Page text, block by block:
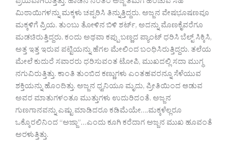
ಪ್ರಿಯವಾಗಿರುತ್ತಿತ್ತು. ಹಾಡಿನ ನಂತರ ಅಜ್ಜ ತಮಗೆ ಹಂಚುವ ಸಿಹಿ
ಮಿಠಾಯಿಗಳನ್ನು ಮಕ್ಕಳು ಚಪ್ಪರಿಸಿ ತಿನ್ನುತ್ತಿದ್ದರು. ಅಜ್ಜನ ವೇಷಭೂಷಣವೂ
ಮಕ್ಕಳಿಗೆ ಪ್ರಿಯ. ತುಂಬು ತೋಳಿನ ಬಿಳಿ ಶರ್ಟ್, ಅದನ್ನು ಮೊಣಕೈವರೆಗೂ
ಮಡಚಿರುತ್ತಿದ್ದರು. ಕಂದು ಅಥವಾ ಕಪ್ಪು ಬಣ್ಣದ ಪ್ಯಾಂಟ್ ಧರಿಸಿ ಬೆಲ್ಟ್ ಸಿಕ್ಕಿಸಿ,
ಅತ್ತ ಇತ್ತ ಇರುವ ಪಟ್ಟಿಯನ್ನು ಹೆಗಲ ಮೇಲಿಂದ ಬಂಧಿಸಿರುತ್ತಿದ್ದರು. ತಲೆಯ
ಮೇಲೆ ಕುದುರೆ ಸವಾರರು ಧರಿಸುವಂತ ಟೋಪಿ, ಮುಖದಲ್ಲಿ ಸದಾ ಮುಗ್ಧ
ನಗುವಿರುತ್ತಿತ್ತು. ಕಾಂತಿ ತುಂಬಿದ ಕಣ್ಣುಗಳು ಎಂತಹವರನ್ನೂ ಸೆಳೆಯುವ
ಶಕ್ತಿಯನ್ನು ಹೊಂದಿತ್ತು. ಅಜ್ಜನ ಧ್ವನಿಯೂ ಮೃದು, ಪ್ರೀತಿಯಿಂದ ಆಡುವ
ಅವರ ಮಾತುಗಳಂತೂ ಮುತ್ತುಗಳು ಉದುರಿದಂತೆ. ಅಜ್ಜನ
ಗುಣಗಾನವನ್ನು ಎಷ್ಟು ಮಾಡಿದರೂ ಕಡಿಮೆಯೇ….ಮಕ್ಕಳೆಲ್ಲರೂ
ಒಕ್ಕೊರಲಿನಿಂದ “ಅಜ್ಜಾ”…ಎಂದು ಕೂಗಿ ಕರೆದಾಗ ಅಜ್ಜನ ಮುಖ ಹೂವಂತೆ
ಅರಳುತ್ತಿತ್ತು.